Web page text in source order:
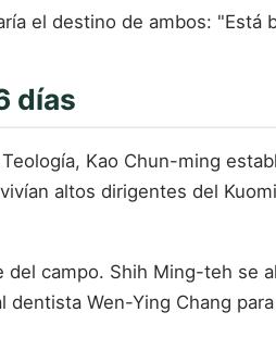
el destino de ambos: "Está
días
Kao Chun-ming
altos dirigentes del
campo. Shih Ming-teh se
Wen-Ying Chang